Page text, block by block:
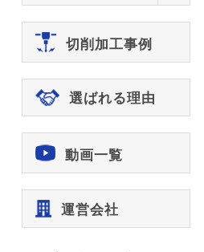
切削加工事例
選ばれる理由
動画一覧
運営会社